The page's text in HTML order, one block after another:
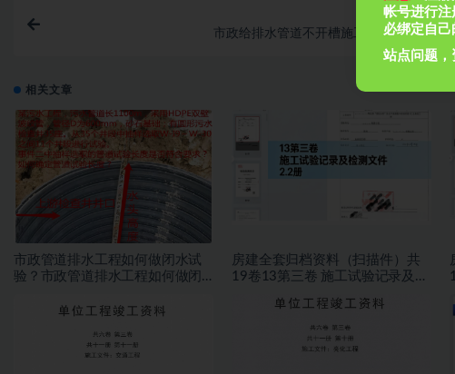
上一篇
市政给排水管道不开槽施工技术合集
相关文章
市政管道排水工程如何做闭水试
验？市政管道排水工程如何做闭
房建全套归档资料（扫描件）共
19卷13第三卷 施工试验记录及检
帐号进行注
必绑定自己
站点问题